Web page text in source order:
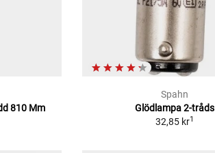
810 Mm
Spahn
Glödlampa 2-tråds
32,85 kr1